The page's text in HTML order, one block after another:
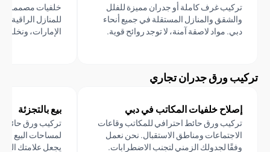
غرف كاملة أو جدران مميزة للفلل
والمنازل المستقلة في جميع أنحاء
مواد لاصقة آمنة، لا توجد روائح قوية.
خلفيات مصممة متميزة
للمنازل الراقية في مرسى
الإمارات، ونخلة جميرا.
ورق جدران تجاري
خلفيات المكاتب في دبي
ورق حائط احترافي للمكاتب وقاعات
ومناطق الاستقبال. نحن نعمل
لجدولك الزمني لتجنب الاضطرابات.
بيع بالتجزئة
تركيب ورق حائط ديكوري
لمساحات البيع بالتجزئة
يجعل علامتك التجارية تبدو